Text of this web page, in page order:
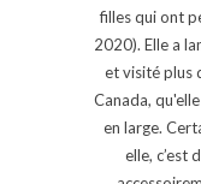
filles qui ont
2020). Elle a
et visité plus
Canada,
en large.
elle, c’est